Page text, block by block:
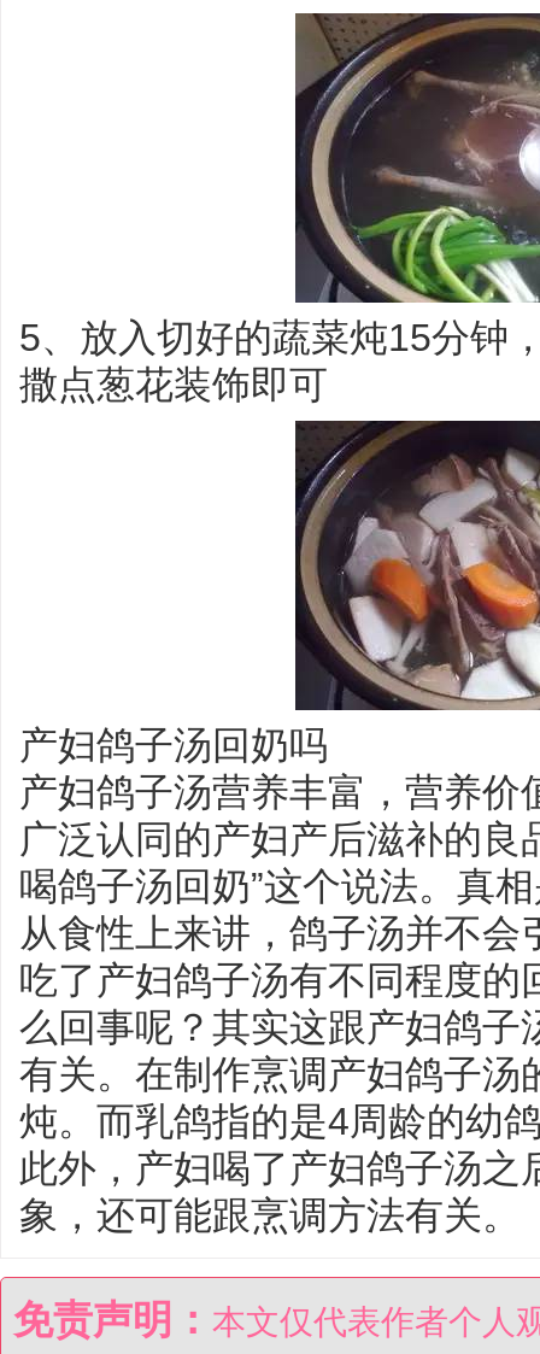
5、放入切好的蔬菜炖15分钟
撒点葱花装饰即可
产妇鸽子汤回奶吗
产妇鸽子汤营养丰富，营养价
广泛认同的产妇产后滋补的良
喝鸽子汤回奶”这个说法。真
从食性上来讲，鸽子汤并不
吃了产妇鸽子汤有不同程度的
么回事呢？其实这跟产妇鸽子
有关。在制作烹调产妇鸽子汤
炖。而乳鸽指的是4周龄的幼
此外，产妇喝了产妇鸽子汤之
象，还可能跟烹调方法有关。
免责声明： 本文仅代表作者个人